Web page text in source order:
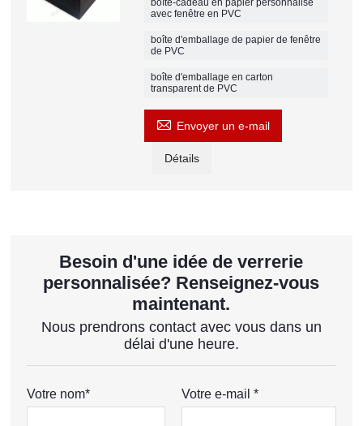
boîte-cadeau en papier personnalisé
avec fenêtre en PVC
boîte d'emballage de papier de fenêtre
de PVC
boîte d'emballage en carton
transparent de PVC
 Envoyer un e-mail
Détails
Besoin d'une idée de verrerie
personnalisée? Renseignez-vous
maintenant.
Nous prendrons contact avec vous dans un
délai d'une heure.
Votre nom* Votre e-mail *